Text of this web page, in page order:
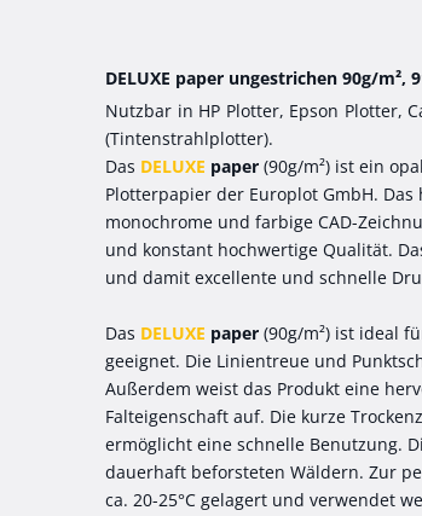
DELUXE paper ungestrichen 90g/m²,
Nutzbar in HP Plotter, Epson Plotter,
(Tintenstrahlplotter).
Das DELUXE paper (90g/m²) ist ein
Plotterpapier der Europlot GmbH.
monochrome und farbige CAD-
und konstant hochwertige Qualität.
und damit excellente und schnelle
Das DELUXE paper (90g/m²) ist ideal
geeignet. Die Linientreue und
Außerdem weist das Produkt eine
Falteigenschaft auf. Die kurze
ermöglicht eine schnelle Benutzung.
dauerhaft beforsteten Wäldern. Zur
ca. 20-25°C gelagert und verwendet